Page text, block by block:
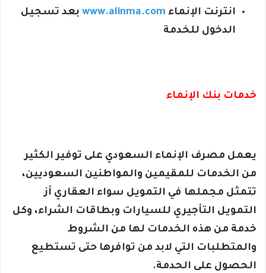
انترنت الإنماء www.alinma.com بعد تسجيل
الدخول للخدمة
خدمات بنك الإنماء
يعمل مصرف الإنماء السعودي على توفير الكثير
من الخدمات للمقيمين والمواطنين السعوديين،
تتمثل مجملها في التمويل سواء العقاري أز
التمويل التأجيري للسيارات وبطاقات الشراء، وكل
خدمة من هذه الخدمات لها من الشروط
والمتطلبات التي لابد من توافرها حتى تستطيع
الحصول على الحدمة.